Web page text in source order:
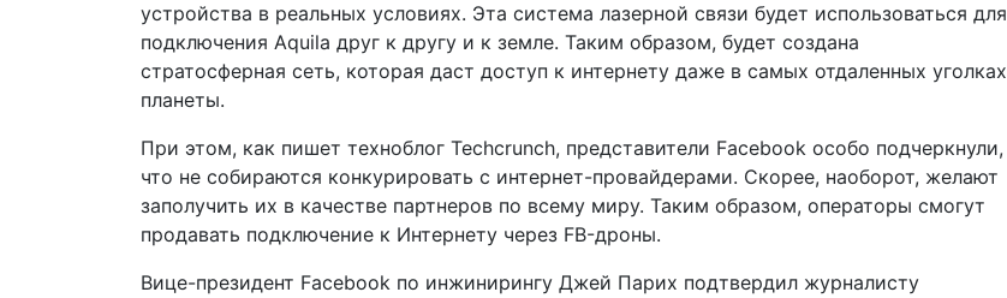
устройства в реальных условиях. Эта система лазерной связи будет использоваться для
подключения Aquila друг к другу и к земле. Таким образом, будет создана
стратосферная сеть, которая даст доступ к интернету даже в самых отдаленных уголках
планеты.
При этом, как пишет техноблог Techcrunch, представители Facebook особо подчеркнули,
что не собираются конкурировать с интернет-провайдерами. Скорее, наоборот, желают
заполучить их в качестве партнеров по всему миру. Таким образом, операторы смогут
продавать подключение к Интернету через FB-дроны.
Вице-президент Facebook по инжинирингу Джей Парих подтвердил журналисту